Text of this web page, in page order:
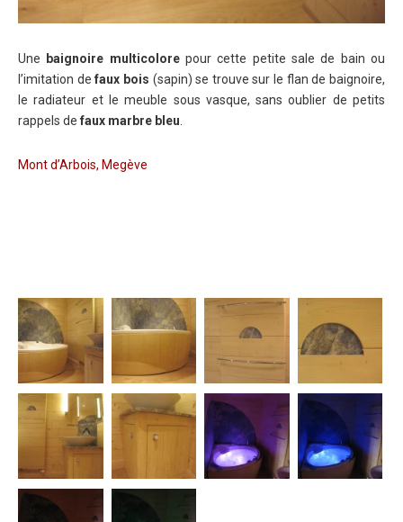
Une baignoire multicolorepour cette petite sale de bain ou
l’imitation defaux bois (sapin) se trouve sur le flan de baignoire,
le radiateur et le meuble sous vasque, sans oublier de petits
rappels de faux marbre bleu
Mont d’Arbois, Megève